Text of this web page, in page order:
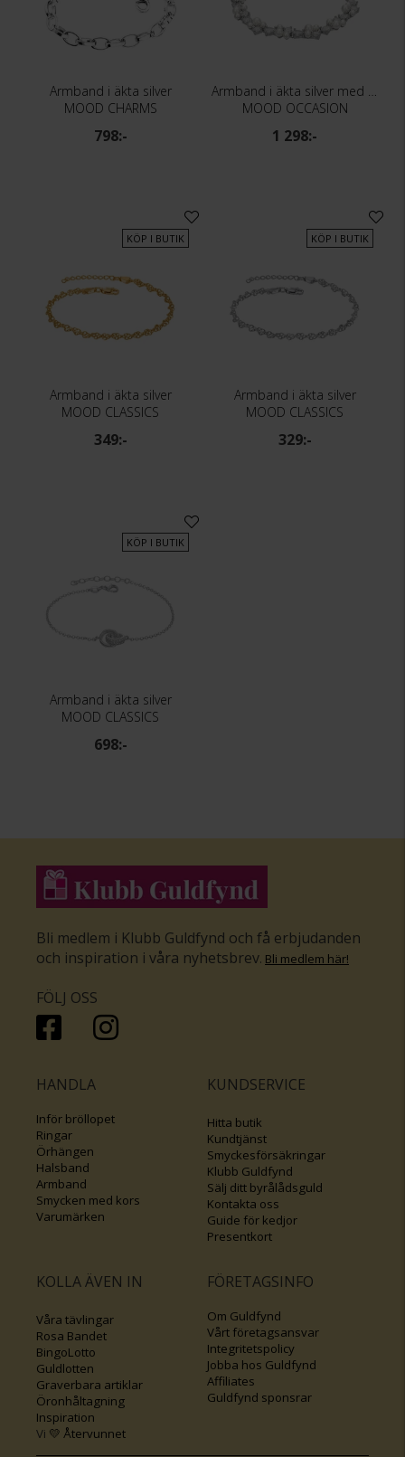
Armband i äkta silver
MOOD CHARMS
798:-
MOOD OCCASION
1 298:-
KÖP I BUTIK
Armband i äkta silver
MOOD CLASSICS
349:-
KÖP I BUTIK
Armband i äkta silver
MOOD CLASSICS
329:-
KÖP I BUTIK
Armband i äkta silver
MOOD CLASSICS
698:-
Bli medlem i Klubb Guldfynd och få erbjudanden
och inspiration i våra nyhetsbrev. Bli medlem här!
FÖLJ OSS
HANDLA
Inför bröllopet
Ringar
Örhängen
Halsband
Armband
Smycken med kors
Varumärken
KUNDSERVICE
Hitta butik
Kundtjänst
Smyckesförsäkringar
Klubb Guldfynd
Sälj ditt byrålådsguld
Kontakta oss
Guide för kedjor
Presentkort
KOLLA ÄVEN IN
Våra tävlingar
Rosa Bandet
BingoLotto
Guldlotten
Graverbara artiklar
Öronhåltagning
Inspiration
Vi 💛 Återvunnet
FÖRETAGSINFO
Om Guldfynd
Vårt företagsansvar
Integritetspolicy
Jobba hos Guldfynd
Affiliates
Guldfynd sponsrar